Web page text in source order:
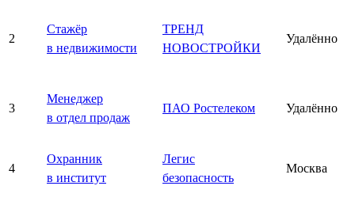
2
Стажёр
в недвижимости
ТРЕНД
НОВОСТРОЙКИ
Удалённо
3
Менеджер
в отдел продаж
ПАО Ростелеком Удалённо
4
Охранник
в институт
Легис
безопасность
Москва